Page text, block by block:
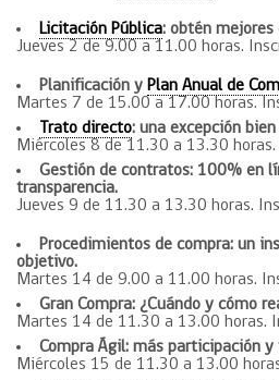
Licitación Pública: obtén mejores
Jueves 2 de 9.00 a 11.00 horas.
Planificación y Plan Anual de
Martes 7 de 15.00 a 17.00 horas.
Trato directo: una excepción
Miércoles 8 de 11.30 a 13.30
Gestión de contratos: 100% en
transparencia.
Jueves 9 de 11.30 a 13.30 horas.
Procedimientos de compra: un
objetivo.
Martes 14 de 9.00 a 11.00 horas.
Gran Compra: ¿Cuándo y cómo
Martes 14 de 11.30 a 13.00 horas.
Compra Ágil: más participación y
Miércoles 15 de 11.30 a 13.00